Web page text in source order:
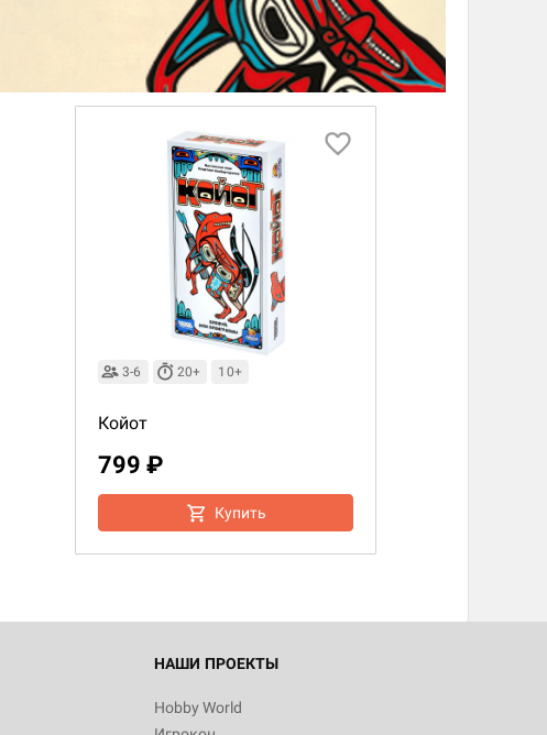
3-6 20+ 10+
Койот
799 ₽
Купить
НАШИ ПРОЕКТЫ
Hobby World